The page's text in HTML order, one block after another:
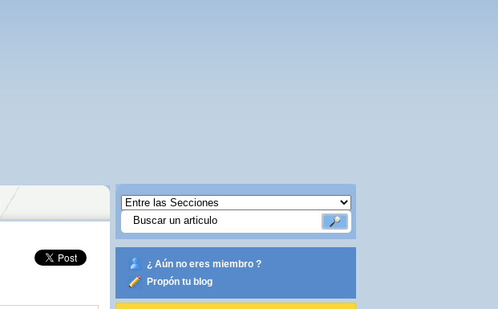
¿ Aún no eres miembro ?
Propón tu blog